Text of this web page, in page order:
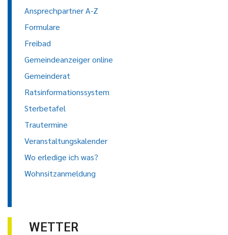
Ansprechpartner A-Z
Formulare
Freibad
Gemeindeanzeiger online
Gemeinderat
Ratsinformationssystem
Sterbetafel
Trautermine
Veranstaltungskalender
Wo erledige ich was?
Wohnsitzanmeldung
WETTER